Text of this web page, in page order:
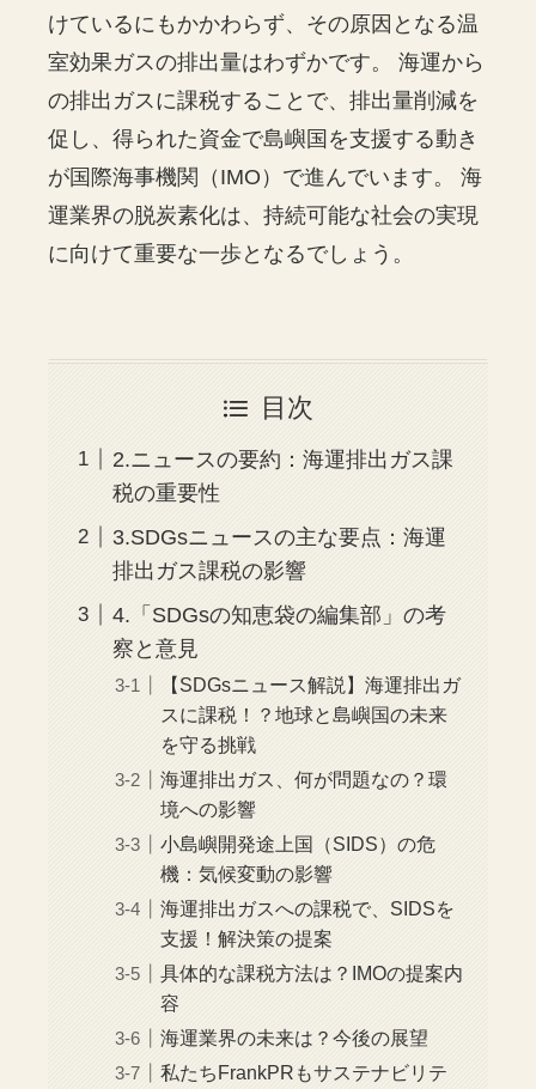
けているにもかかわらず、その原因となる温
室効果ガスの排出量はわずかです。 海運から
の排出ガスに課税することで、排出量削減を
促し、得られた資金で島嶼国を支援する動き
が国際海事機関（IMO）で進んでいます。 海
運業界の脱炭素化は、持続可能な社会の実現
に向けて重要な一歩となるでしょう。
目次
2.ニュースの要約：海運排出ガス課
税の重要性
3.SDGsニュースの主な要点：海運
排出ガス課税の影響
4.「SDGsの知恵袋の編集部」の考
察と意見
【SDGsニュース解説】海運排出ガ
スに課税！？地球と島嶼国の未来
を守る挑戦
海運排出ガス、何が問題なの？環
境への影響
小島嶼開発途上国（SIDS）の危
機：気候変動の影響
海運排出ガスへの課税で、SIDSを
支援！解決策の提案
具体的な課税方法は？IMOの提案内
容
海運業界の未来は？今後の展望
私たちFrankPRもサステナビリテ